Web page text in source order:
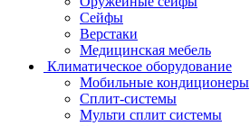
Сейфы
Верстаки
Медицинская мебель
Климатическое оборудование
Мобильные кондиционеры
Сплит-системы
Мульти сплит системы